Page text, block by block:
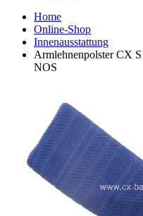
Home
Online-Shop
Innenausstattung
Armlehnenpolster CX
NOS